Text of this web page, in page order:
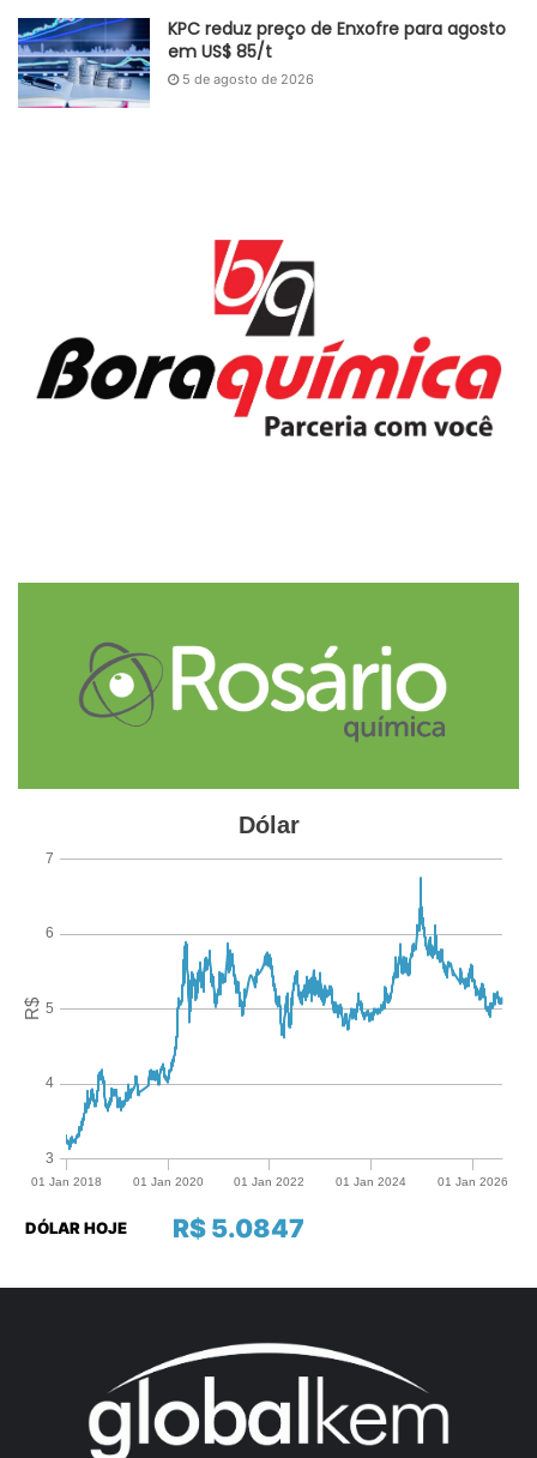
KPC reduz preço de Enxofre para agosto
em US$ 85/t
5 de agosto de 2026
R$ 5.0847
DÓLAR HOJE